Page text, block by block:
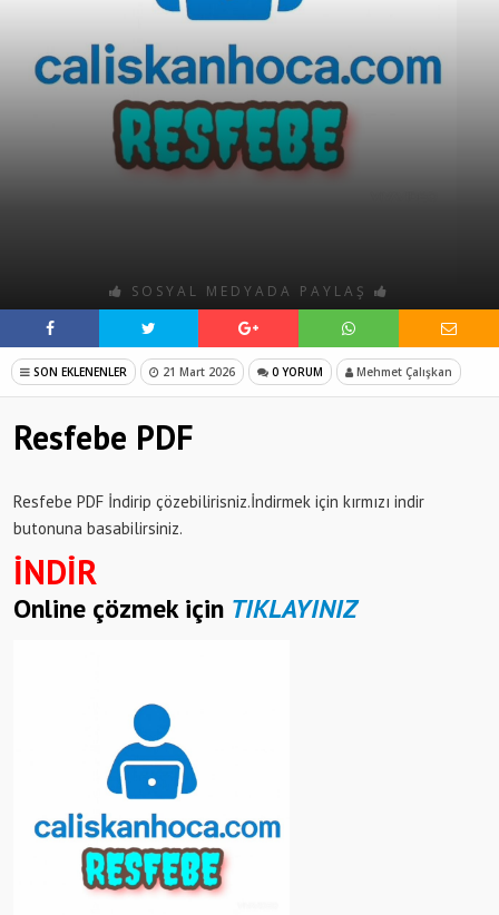
SOSYAL MEDYADA PAYLAŞ
SON EKLENENLER 21 Mart 2026 0 YORUM Mehmet Çalışkan
Resfebe PDF
Resfebe PDF İndirip çözebilirisniz.İndirmek için kırmızı indir
butonuna basabilirsiniz.
İNDİR
Online çözmek için TIKLAYINIZ